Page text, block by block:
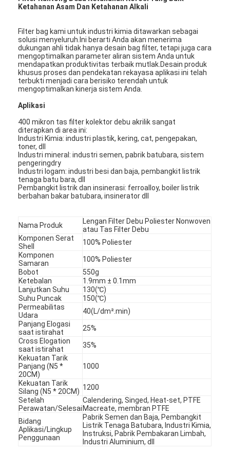
Ketahanan Asam Dan Ketahanan Alkali
Filter bag kami untuk industri kimia ditawarkan sebagai
solusi menyeluruh.Ini berarti Anda akan menerima
dukungan ahli tidak hanya desain bag filter, tetapi juga cara
mengoptimalkan parameter aliran sistem Anda untuk
mendapatkan produktivitas terbaik mutlak.Desain produk
khusus proses dan pendekatan rekayasa aplikasi ini telah
terbukti menjadi cara berisiko terendah untuk
mengoptimalkan kinerja sistem Anda.
Aplikasi
400 mikron tas filter kolektor debu akrilik sangat
diterapkan di area ini:
Industri Kimia: industri plastik, kering, cat, pengepakan,
toner, dll
Industri mineral: industri semen, pabrik batubara, sistem
pengeringdry
Industri logam: industri besi dan baja, pembangkit listrik
tenaga batu bara, dll
Pembangkit listrik dan insinerasi: ferroalloy, boiler listrik
berbahan bakar batubara, insinerator dll
Nama Produk
Lengan Filter Debu Poliester Nonwoven
atau Tas Filter Debu
Komponen Serat
Shell
100% Poliester
Komponen
Samaran
100% Poliester
Bobot
550g
Ketebalan
1.9mm ± 0.1mm
Lanjutkan Suhu
130(℃)
Suhu Puncak
150(℃)
Permeabilitas
Udara
40(L/dm².min)
Panjang Elogasi
saat istirahat
25%
Cross Elogation
saat istirahat
35%
Kekuatan Tarik
Panjang (N5 *
20CM)
1000
Kekuatan Tarik
Silang (N5 * 20CM) 1200
Setelah
Perawatan/Selesai
Calendering, Singed, Heat-set, PTFE
Macreate, membran PTFE
Bidang
Aplikasi/Lingkup
Penggunaan
Pabrik Semen dan Baja, Pembangkit
Listrik Tenaga Batubara, Industri Kimia,
Instruksi, Pabrik Pembakaran Limbah,
Industri Aluminium, dll